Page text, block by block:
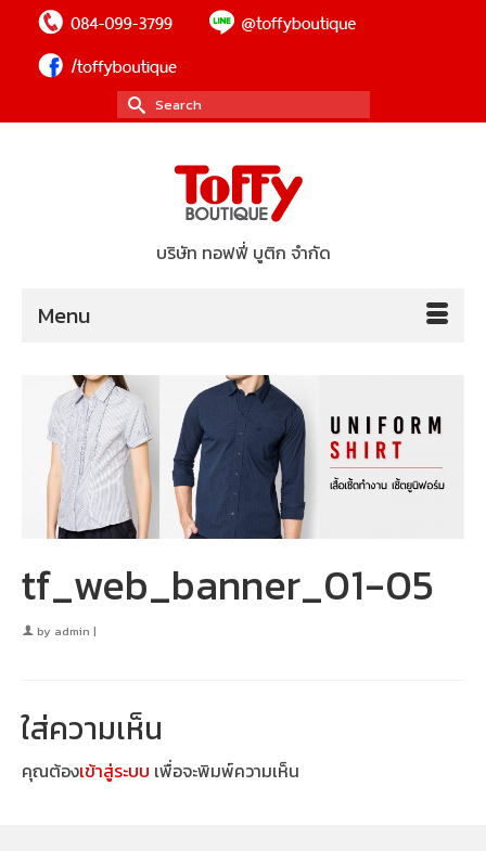
Search
for:
บริษัท ทอฟฟี่ บูติก จำกัด
Menu
tf_web_banner_01-05
by admin |
ใส่ความเห็น
คุณต้องเข้าสู่ระบบ เพื่อจะพิมพ์ความเห็น